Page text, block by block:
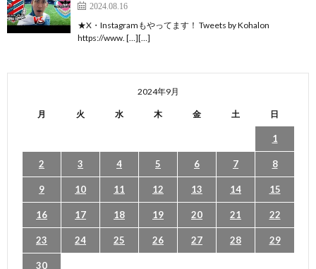
2024.08.16
★X・Instagramもやってます！ Tweets by Kohalon
https://www. […][…]
2024年9月
月 火 水 木 金 土 日
1
2 3 4 5 6 7 8
9 10 11 12 13 14 15
16 17 18 19 20 21 22
23 24 25 26 27 28 29
30